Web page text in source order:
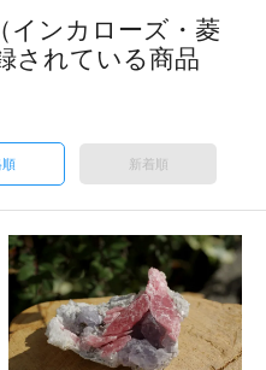
インカローズ・菱
されている商品
順 新着順